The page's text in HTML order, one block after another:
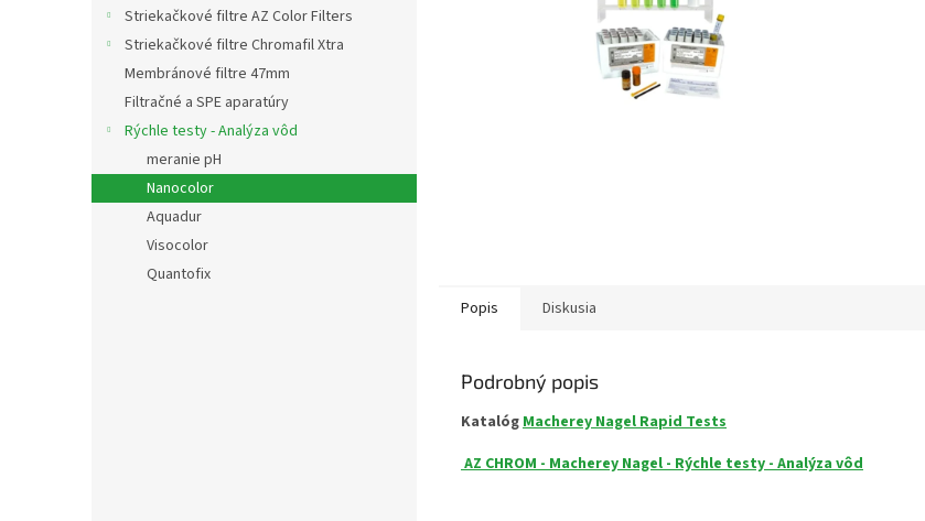
Striekačkové filtre AZ Color Filters
Striekačkové filtre Chromafil Xtra
Membránové filtre 47mm
Filtračné a SPE aparatúry
Rýchle testy - Analýza vôd
meranie pH
Nanocolor
Aquadur
Visocolor
Quantofix
Popis Diskusia
Podrobný popis
KatalógMacherey Nagel Rapid Tests
AZ CHROM - Macherey Nagel - Rýchle testy - Analýza vôd